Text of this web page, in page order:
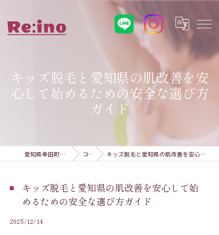
キッズ脱毛と愛知県の肌改善を安
心して始めるための安全な選び方
ガイド
愛知県幸田町の脱毛ならRe:ino コラム キッズ脱毛と愛知県の肌改善を安心して始めるための安全な選び方ガイド
キッズ脱毛と愛知県の肌改善を安心して始
めるための安全な選び方ガイド
2025/12/14